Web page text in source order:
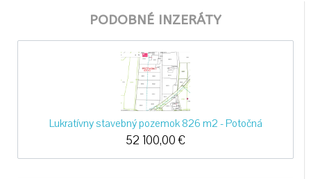
PODOBNÉ INZERÁTY
Lukratívny stavebný pozemok 826 m2 - Potočná
52 100,00 €